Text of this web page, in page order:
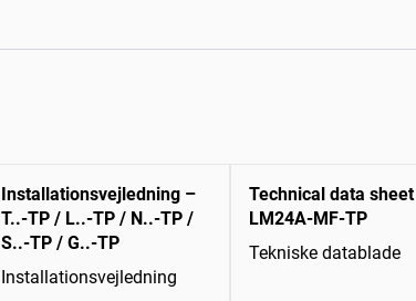
Installationsvejledning –
T..-TP / L..-TP / N..-TP /
S..-TP / G..-TP
Installationsvejledning
Technical data
LM24A-MF-TP
Tekniske datablade